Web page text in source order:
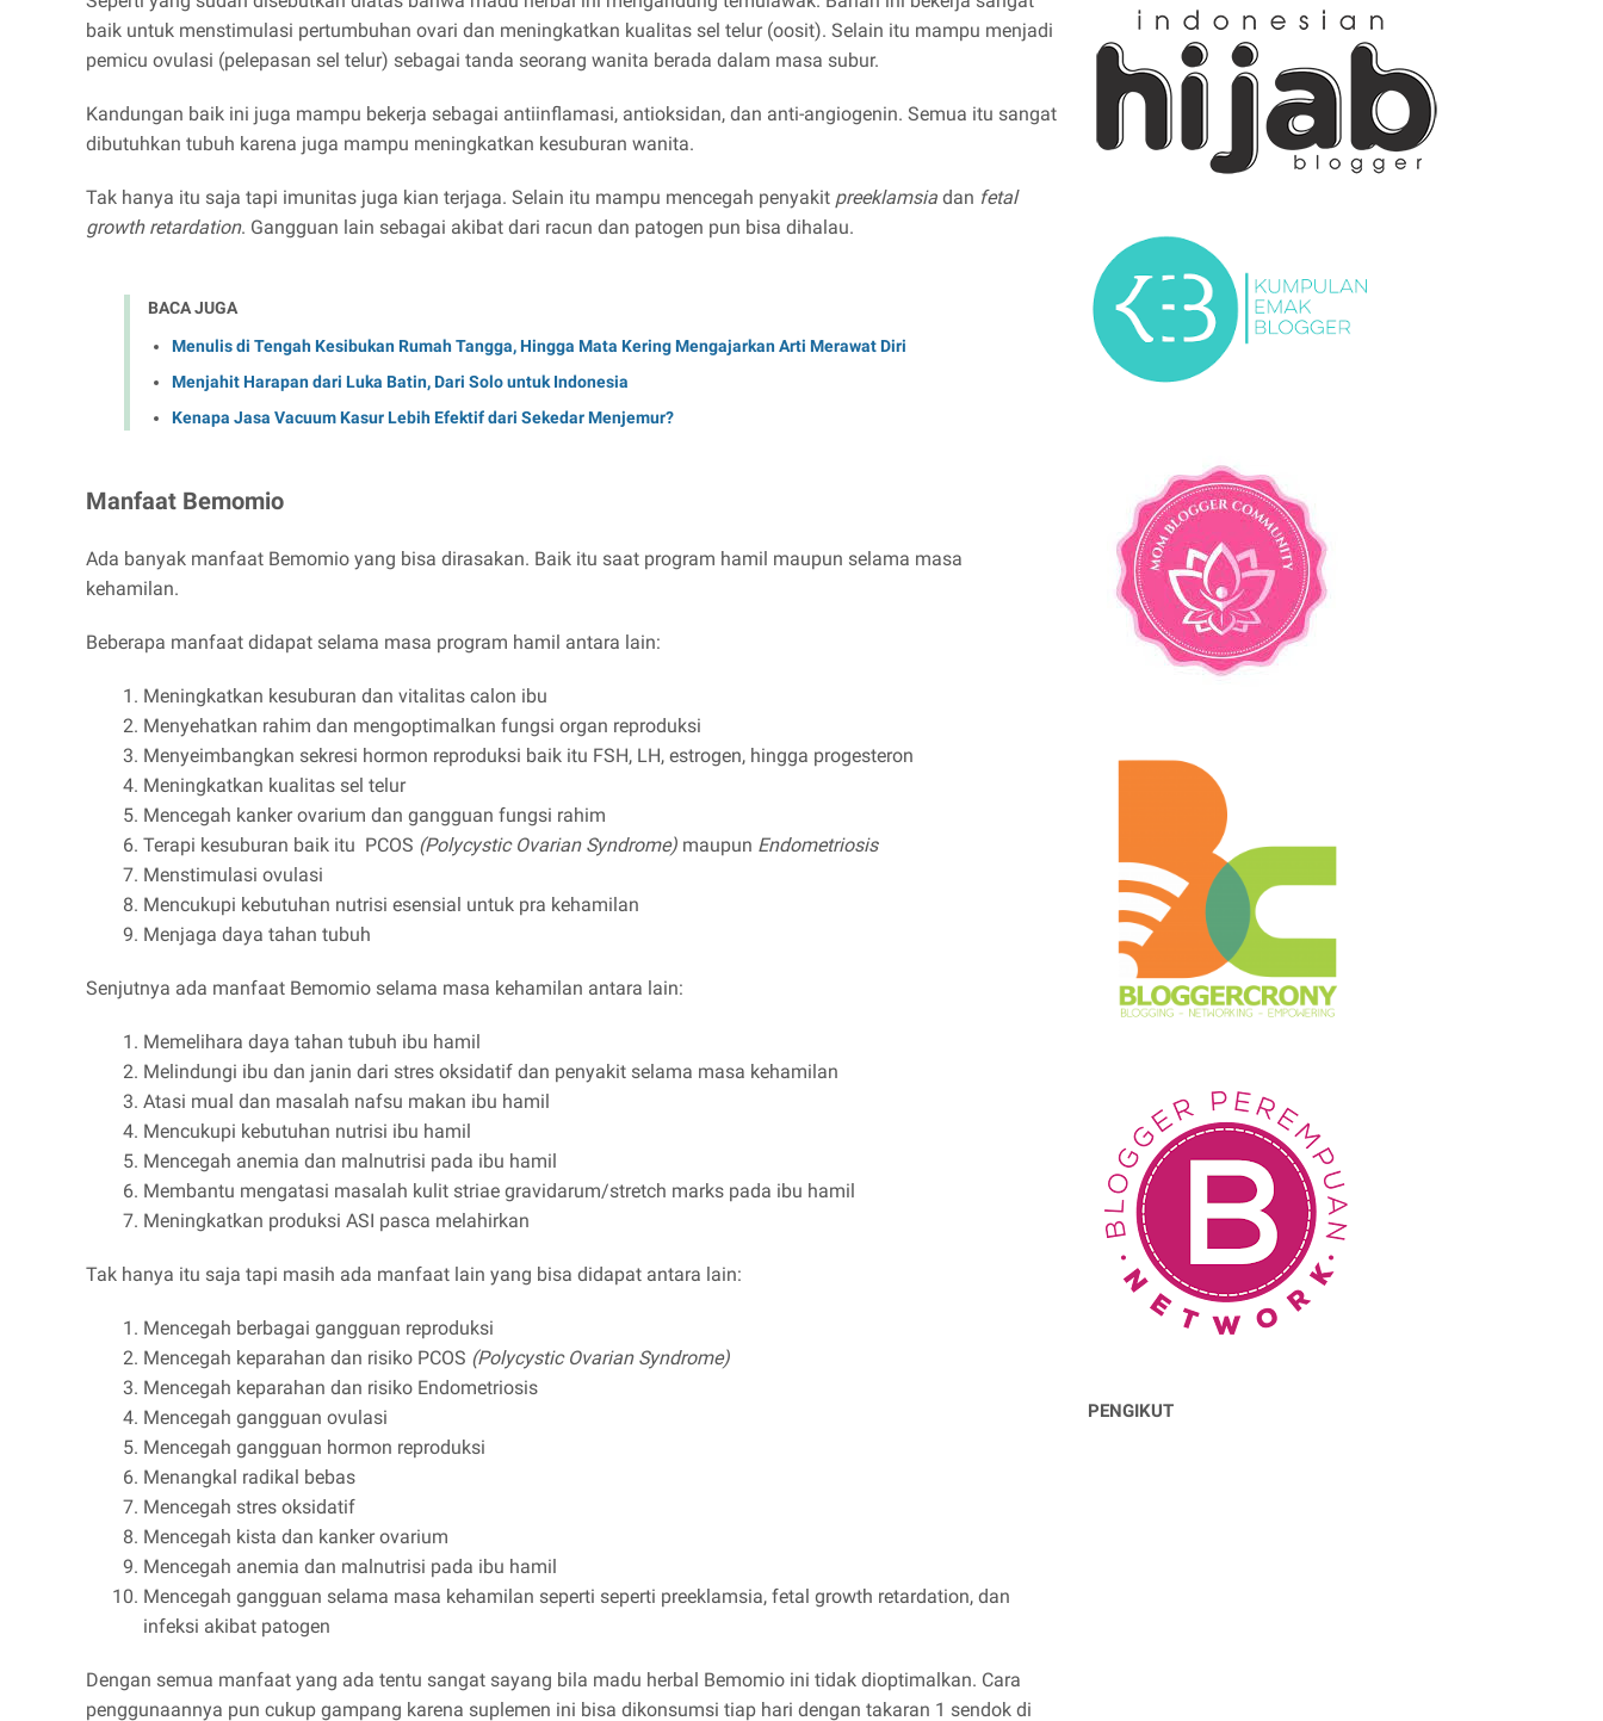
baik untuk menstimulasi pertumbuhan ovari dan meningkatkan kualitas sel telur (oosit). Selain itu mampu menjadi
pemicu ovulasi (pelepasan sel telur) sebagai tanda seorang wanita berada dalam masa subur.
Kandungan baik ini juga mampu bekerja sebagai antiinflamasi, antioksidan, dan anti-angiogenin. Semua itu sangat
dibutuhkan tubuh karena juga mampu meningkatkan kesuburan wanita.
Tak hanya itu saja tapi imunitas juga kian terjaga. Selain itu mampu mencegah penyakit preeklamsia dan fetal
growth retardation. Gangguan lain sebagai akibat dari racun dan patogen pun bisa dihalau.
BACA JUGA
Menulis di Tengah Kesibukan Rumah Tangga, Hingga Mata Kering Mengajarkan Arti Merawat Diri
Menjahit Harapan dari Luka Batin, Dari Solo untuk Indonesia
Kenapa Jasa Vacuum Kasur Lebih Efektif dari Sekedar Menjemur?
Manfaat Bemomio
Ada banyak manfaat Bemomio yang bisa dirasakan. Baik itu saat program hamil maupun selama masa
kehamilan.
Beberapa manfaat didapat selama masa program hamil antara lain:
Meningkatkan kesuburan dan vitalitas calon ibu
Menyehatkan rahim dan mengoptimalkan fungsi organ reproduksi
Menyeimbangkan sekresi hormon reproduksi baik itu FSH, LH, estrogen, hingga progesteron
Meningkatkan kualitas sel telur
Mencegah kanker ovarium dan gangguan fungsi rahim
Terapi kesuburan baik itu PCOS (Polycystic Ovarian Syndrome) maupun Endometriosis
Menstimulasi ovulasi
Mencukupi kebutuhan nutrisi esensial untuk pra kehamilan
Menjaga daya tahan tubuh
Senjutnya ada manfaat Bemomio selama masa kehamilan antara lain:
Memelihara daya tahan tubuh ibu hamil
Melindungi ibu dan janin dari stres oksidatif dan penyakit selama masa kehamilan
Atasi mual dan masalah nafsu makan ibu hamil
Mencukupi kebutuhan nutrisi ibu hamil
Mencegah anemia dan malnutrisi pada ibu hamil
Membantu mengatasi masalah kulit striae gravidarum/stretch marks pada ibu hamil
Meningkatkan produksi ASI pasca melahirkan
Tak hanya itu saja tapi masih ada manfaat lain yang bisa didapat antara lain:
Mencegah berbagai gangguan reproduksi
Mencegah keparahan dan risiko PCOS (Polycystic Ovarian Syndrome)
Mencegah keparahan dan risiko Endometriosis
Mencegah gangguan ovulasi
Mencegah gangguan hormon reproduksi
Menangkal radikal bebas
Mencegah stres oksidatif
Mencegah kista dan kanker ovarium
Mencegah anemia dan malnutrisi pada ibu hamil
Mencegah gangguan selama masa kehamilan seperti seperti preeklamsia, fetal growth retardation, dan
infeksi akibat patogen
Dengan semua manfaat yang ada tentu sangat sayang bila madu herbal Bemomio ini tidak dioptimalkan. Cara
penggunaannya pun cukup gampang karena suplemen ini bisa dikonsumsi tiap hari dengan takaran 1 sendok di
PENGIKUT